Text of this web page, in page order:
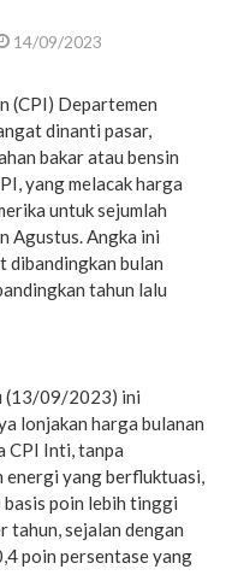
14/09/2023
(CPI) Departemen
dinanti pasar,
bakar atau bensin
yang melacak harga
untuk sejumlah
Agustus. Angka ini
dibandingkan bulan
tahun lalu
(13/09/2023) ini
lonjakan harga bulanan
CPI Inti, tanpa
energi yang berfluktuasi,
basis poin lebih tinggi
tahun, sejalan dengan
poin persentase yang